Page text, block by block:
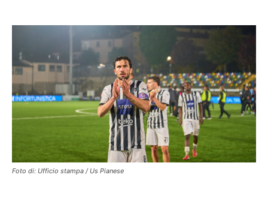
Foto di: Ufficio stampa / Us Pianese